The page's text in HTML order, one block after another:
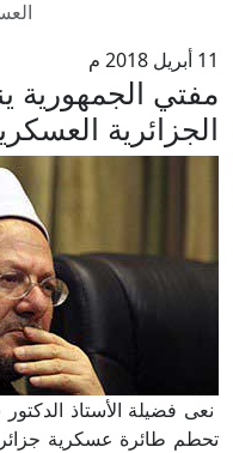
11 أبريل 2018 م
مفتي الجمهورية
الجزائرية
نعى فضيلة الأستاذ